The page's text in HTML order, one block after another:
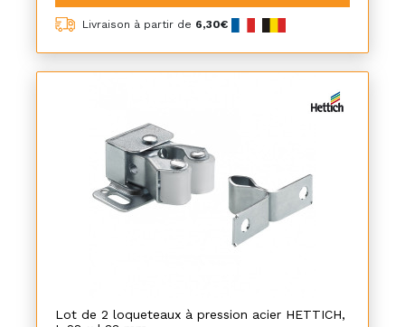
Livraison à partir de 6,30€
Lot de 2 loqueteaux à pression acier HETTICH,